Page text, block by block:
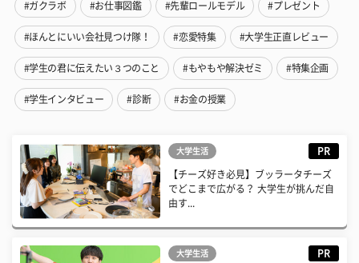
#ガクラボ #お仕事図鑑 #先輩ロールモデル #プレゼント
#ほんとにいい会社見つけ隊！ #恋愛特集 #大学生正直レビュー
#学生の君に伝えたい３つのこと #もやもや解決ゼミ #特集企画
#学生インタビュー #診断 #お金の授業
大学生活 PR
【チーズ好き必見】ブッラータチーズ
でどこまで広がる？ 大学生が挑んだ自
由す...
大学生活 PR